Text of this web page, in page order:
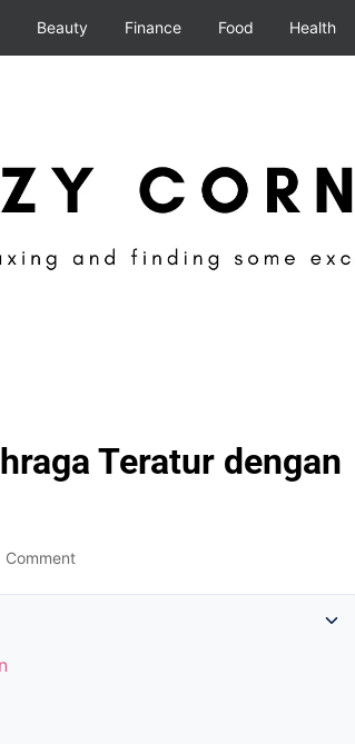
Beauty Finance Food Health
Teratur dengan
Comment